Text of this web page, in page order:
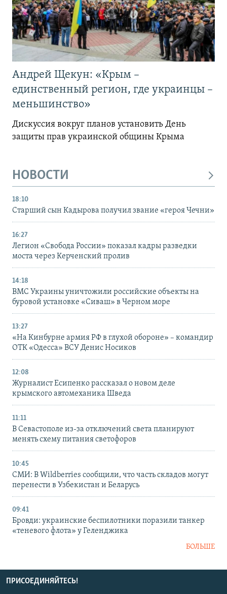
Андрей Щекун: «Крым –
единственный регион, где украинцы –
меньшинство»
Дискуссия вокруг планов установить День
защиты прав украинской общины Крыма
НОВОСТИ
18:10
Старший сын Кадырова получил звание «героя Чечни»
16:27
Легион «Свобода России» показал кадры разведки
моста через Керченский пролив
14:18
ВМС Украины уничтожили российские объекты на
буровой установке «Сиваш» в Черном море
13:27
«На Кинбурне армия РФ в глухой обороне» – командир
ОТК «Одесса» ВСУ Денис Носиков
12:08
Журналист Есипенко рассказал о новом деле
крымского автомеханика Шведа
11:11
В Севастополе из-за отключений света планируют
менять схему питания светофоров
10:45
СМИ: В Wildberries сообщили, что часть складов могут
перенести в Узбекистан и Беларусь
09:41
Бровди: украинские беспилотники поразили танкер
«теневого флота» у Геленджика
БОЛЬШЕ
ПРИСОЕДИНЯЙТЕСЬ!